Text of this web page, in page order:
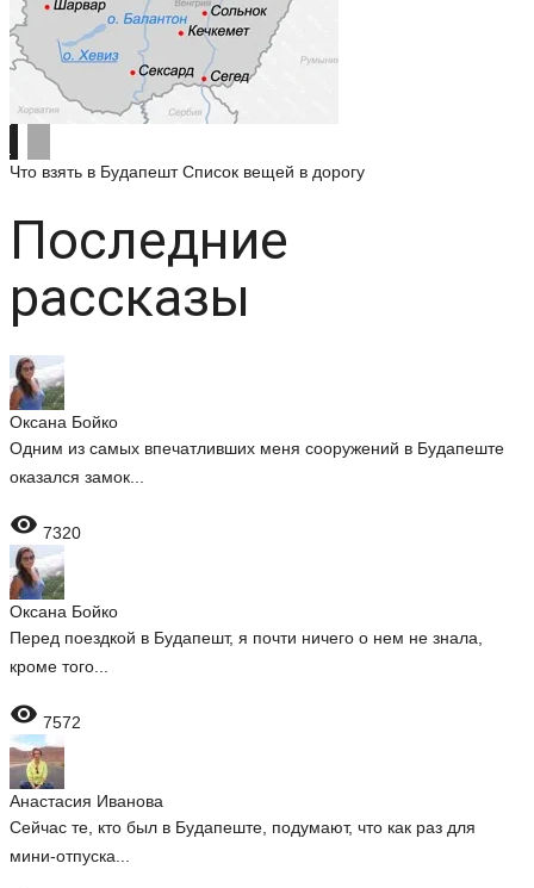
Что взять в Будапешт Список вещей в дорогу
Последние
рассказы
Оксана Бойко
Одним из самых впечатливших меня сооружений в Будапеште
оказался замок...
 7320
Оксана Бойко
Перед поездкой в Будапешт, я почти ничего о нем не знала,
кроме того...
 7572
Анастасия Иванова
Сейчас те, кто был в Будапеште, подумают, что как раз для
мини-отпуска...